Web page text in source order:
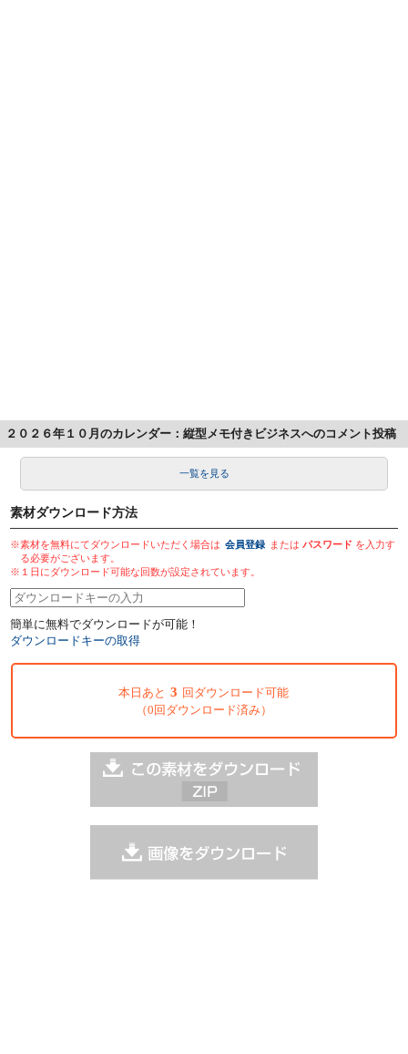
２０２６年１０月のカレンダー：縦型メモ付きビジネスへのコメント投稿
一覧を見る
素材ダウンロード方法
※素材を無料にてダウンロードいただく場合は 会員登録 またはパスワード を入力す
る必要がございます。
※１日にダウンロード可能な回数が設定されています。
簡単に無料でダウンロードが可能！
ダウンロードキーの取得
本日あと 3 回ダウンロード可能
（0回ダウンロード済み）